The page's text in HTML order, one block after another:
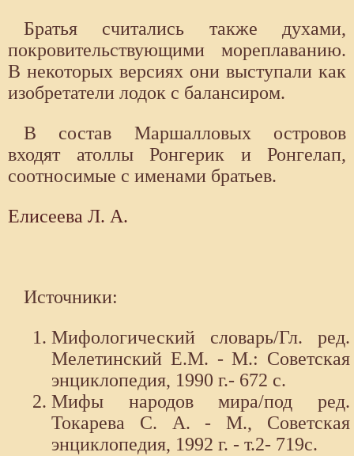
Братья считались также духами,
покровительствующими мореплаванию.
В некоторых версиях они выступали как
изобретатели лодок с балансиром.
В состав Маршалловых островов
входят атоллы Ронгерик и Ронгелап,
соотносимые с именами братьев.
Елисеева Л. А.
Источники:
Мифологический словарь/Гл. ред.
Мелетинский Е.М. - М.: Советская
энциклопедия, 1990 г.- 672 с.
Мифы народов мира/под ред.
Токарева С. А. - М., Советская
энциклопедия, 1992 г. - т.2- 719с.